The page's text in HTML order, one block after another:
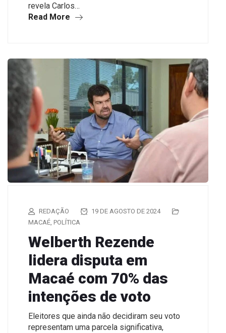
revela Carlos…
Read More
REDAÇÃO
19 DE AGOSTO DE 2024
MACAÉ, POLÍTICA
Welberth Rezende
lidera disputa em
Macaé com 70% das
intenções de voto
Eleitores que ainda não decidiram seu voto
representam uma parcela significativa,